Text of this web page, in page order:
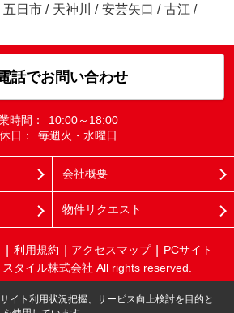
五日市 / 天神川 / 安芸矢口 / 古江 /
話でお問い合わせ
時間：
10:00～18:00
日：
毎週火・水曜日
会社概要
物件リクエスト
利用規約 アクセスマップ
PCサイト
タイル株式会社 All rights reserved.
イト利用状況把握、サービス向上検討を目的と